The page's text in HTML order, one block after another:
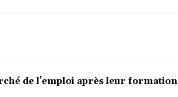
de l’emploi après leur formation